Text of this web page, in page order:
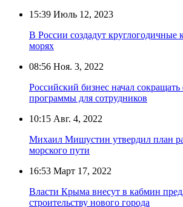
15:39 Июль 12, 2023
В России создадут круглогодичные
морях
08:56 Ноя. 3, 2022
Российский бизнес начал
программы для сотрудников
10:15 Авг. 4, 2022
Михаил Мишустин утвердил план
морского пути
16:53 Март 17, 2022
Власти Крыма внесут в кабмин
строительству нового города